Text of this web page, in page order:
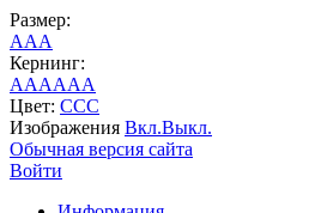
Размер:
AAA
Кернинг:
AAAAAA
Цвет: CCC
Изображения Вкл.Выкл.
Обычная версия сайта
Войти